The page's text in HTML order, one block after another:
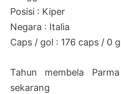
Posisi : Kiper
Negara : Italia
Caps / gol : 176 caps / 0
Tahun membela
sekarang